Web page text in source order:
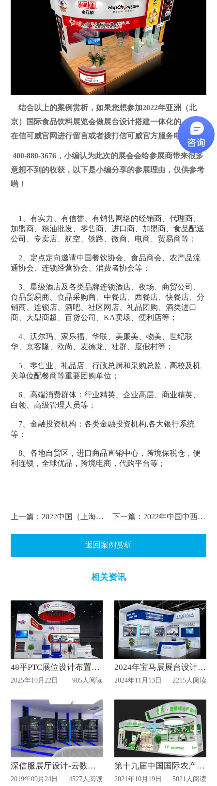
结合以上的案例赏析，如果您想参加2022年亚洲（北
京）国际食品饮料展览会做展台设计搭建一体化的，可以
在信可威官网进行留言或者拨打信可威官方服务电话：
400-880-3676，小编认为此次的展会会给参展商带来很多
意想不到的收获，以下是小编分享的参展理由，仅供参考
哟！
1、有实力、有信誉、有销售网络的经销商、代理商、
加盟商、粮油批发、零售商、进口商、加盟商、食品配送
公司、专卖店、航空、铁路、微商、电商、贸易商等；
2、定点定向邀请中国餐饮协会、食品商会、农产品流
通协会、连锁经营协会、消费者协会等；
3、星级酒店及各类品牌连锁酒店、夜场、商贸公司、
食品贸易商、食品采购商、中餐店、西餐店、快餐店、分
销商、连锁店、酒吧、社区网店、礼品团购、酒类进口
商、大型商超、百货公司、KA卖场、便利店等；
4、沃尔玛、家乐福、华联、美廉美、物美、世纪联
华、京客隆、欧尚、麦德龙、社群、度假村等；
5、零售业、礼品店、行政总厨和采购总监，高校及机
关单位配餐商等重要团购单位；
6、高端消费群体：行业精英、企业高层、商业精英、
白领、高级管理人员等；
7、金融投资机构：各类金融投资机构,各大银行系统
等；
8、各地自贸区，进口商品直销中心，跨境保税仓，便
利连锁，全球优品，跨境电商，代购平台等；
上一篇：2022中国（上海）国际教育装备博览会案例赏析 下一篇：2022年中国中西部（合肥）医疗器械展览会案例赏析
返回案例赏析
相关资讯
48平PTC展位设计布置案例赏析
2025年10月22日 905人阅读
2024年宝马展展台设计案例
2024年11月13日 2215人阅读
深信服展厅设计-云数据中心案例详解（附视频）
2019年09月24日 4527人阅读
第十九届中国国际农产品交易会案例赏析
2021年10月19日 5021人阅读